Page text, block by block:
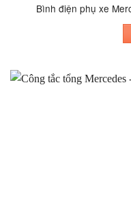
Bình điện phụ xe